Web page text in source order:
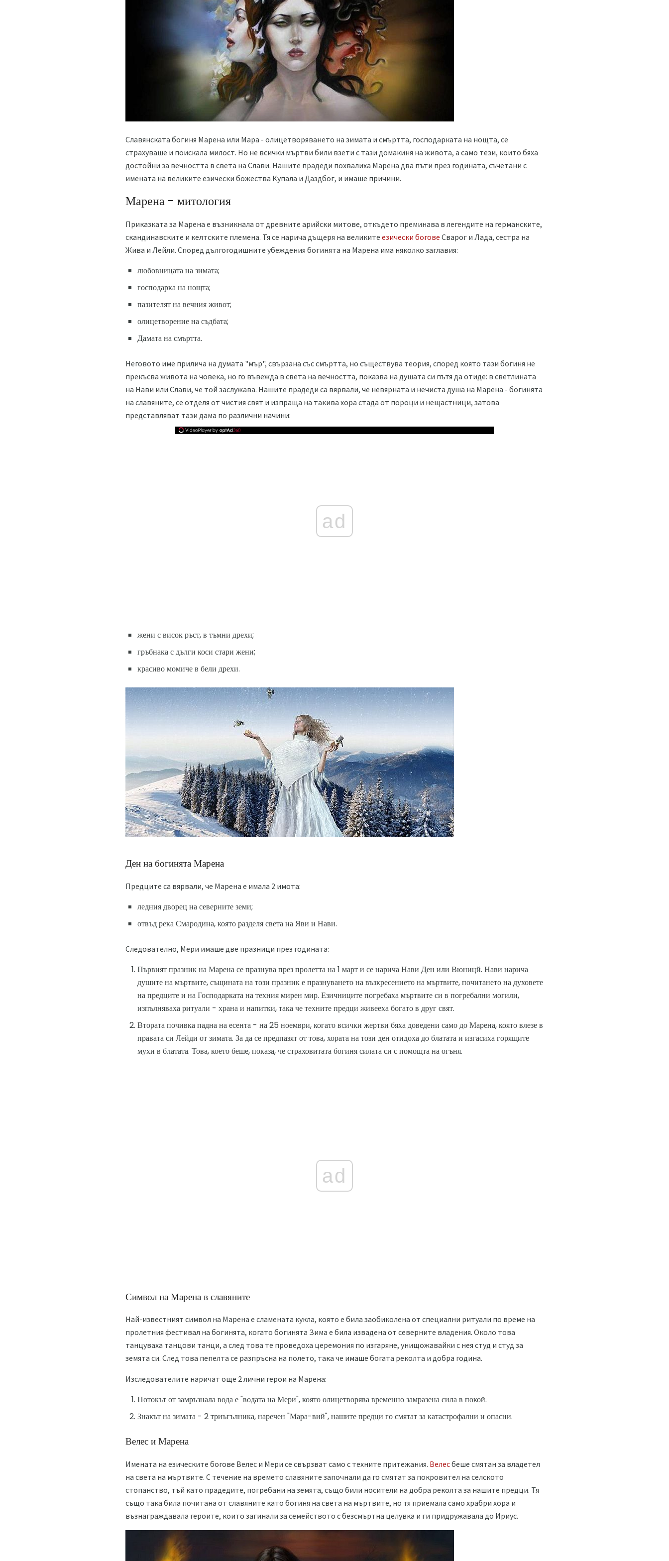
Славянската богиня Марена или Мара - олицетворяването на зимата и смъртта, господарката на нощта, се
страхуваше и поискала милост. Но не всички мъртви били взети с тази домакиня на живота, а само тези, които бяха
достойни за вечността в света на Слави. Нашите прадеди похвалиха Марена два пъти през годината, съчетани с
имената на великите езически божества Купала и Даздбог, и имаше причини.
Марена - митология
Приказката за Марена е възникнала от древните арийски митове, откъдето преминава в легендите на германските,
скандинавските и келтските племена. Тя се нарича дъщеря на великите езически богове Сварог и Лада, сестра на
Жива и Лейли. Според дългогодишните убеждения богинята на Марена има няколко заглавия:
любовницата на зимата;
господарка на нощта;
пазителят на вечния живот;
олицетворение на съдбата;
Дамата на смъртта.
Неговото име прилича на думата "мър", свързана със смъртта, но съществува теория, според която тази богиня не
прекъсва живота на човека, но го въвежда в света на вечността, показва на душата си пътя да отиде: в светлината
на Нави или Слави, че той заслужава. Нашите прадеди са вярвали, че невярната и нечиста душа на Марена - богинята
на славяните, се отделя от чистия свят и изпраща на такива хора стада от пороци и нещастници, затова
представляват тази дама по различни начини:
ad
жени с висок ръст, в тъмни дрехи;
гръбнака с дълги коси стари жени;
красиво момиче в бели дрехи.
Ден на богинята Марена
Предците са вярвали, че Марена е имала 2 имота:
ледния дворец на северните земи;
отвъд река Смародина, която разделя света на Яви и Нави.
Следователно, Мери имаше две празници през годината:
Първият празник на Марена се празнува през пролетта на 1 март и се нарича Нави Ден или Вюницй. Нави нарича
душите на мъртвите, същината на този празник е празнуването на възкресението на мъртвите, почитането на духовете
на предците и на Господарката на техния мирен мир. Езичниците погребаха мъртвите си в погребални могили,
изпълняваха ритуали - храна и напитки, така че техните предци живееха богато в друг свят.
Втората почивка падна на есента - на 25 ноември, когато всички жертви бяха доведени само до Марена, която влезе в
правата си Лейди от зимата. За да се предпазят от това, хората на този ден отидоха до блатата и изгасиха горящите
мухи в блатата. Това, което беше, показа, че страховитата богиня силата си с помощта на огъня.
ad
Символ на Марена в славяните
Най-известният символ на Марена е сламената кукла, която е била заобиколена от специални ритуали по време на
пролетния фестивал на богинята, когато богинята Зима е била извадена от северните владения. Около това
танцуваха танцови танци, а след това те проведоха церемония по изгаряне, унищожавайки с нея студ и студ за
земята си. След това пепелта се разпръсна на полето, така че имаше богата реколта и добра година.
Изследователите наричат ​​още 2 лични герои на Марена:
Потокът от замръзнала вода е "водата на Мери", която олицетворява временно замразена сила в покой.
Знакът на зимата - 2 триъгълника, наречен "Мара-вий", нашите предци го смятат за катастрофални и опасни.
Велес и Марена
Имената на езическите богове Велес и Мери се свързват само с техните притежания. Велесбеше смятан за владетел
на света на мъртвите. С течение на времето славяните започнали да го смятат за покровител на селското
стопанство, тъй като прадедите, погребани на земята, също били носители на добра реколта за нашите предци. Тя
също така била почитана от славяните като богиня на света на мъртвите, но тя приемала само храбри хора и
възнаграждавала героите, които загинали за семейството с безсмъртна целувка и ги придружавала до Ириус.